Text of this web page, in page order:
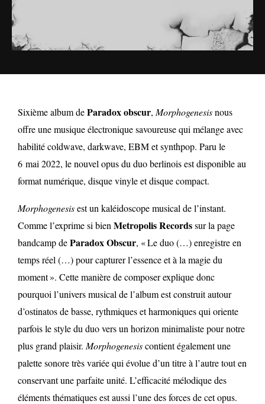
Sixième album deParadox obscur, Morphogenesisnous
offre une musique électronique savoureuse qui mélange avec
habilité coldwave, darkwave, EBM et synthpop. Paru le
6 mai 2022, le nouvel opus du duo berlinois est disponible au
format numérique, disque vinyle et disque compact.
Morphogenesisest un kaléidoscope musical de l’instant.
Comme l’exprime si bien Metropolis Recordssur la page
bandcamp deParadox Obscur, « Le duo (…) enregistre en
temps réel (…) pour capturer l’essence et à la magie du
moment ». Cette manière de composer explique donc
pourquoi l’univers musical de l’album est construit autour
d’ostinatos de basse, rythmiques et harmoniques qui oriente
parfois le style du duo vers un horizon minimaliste pour notre
plus grand plaisir. Morphogenesiscontient également une
palette sonore très variée qui évolue d’un titre à l’autre tout en
conservant une parfaite unité. L’efficacité mélodique des
éléments thématiques est aussi l’une des forces de cet opus.